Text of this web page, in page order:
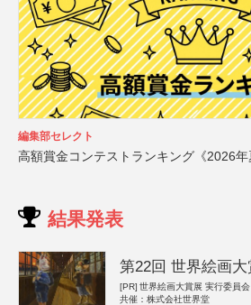
編集部セレクト
高額賞金コンテストランキング《2026年
結果発表
第22回 世界絵画
[PR] 世界絵画大賞展 実行委員会
共催：株式会社世界堂